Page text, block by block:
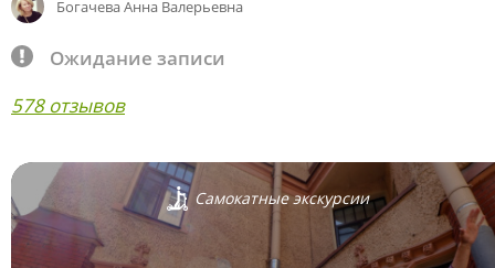
Богачева Анна Валерьевна
Ожидание записи
578 отзывов
Самокатные экскурсии